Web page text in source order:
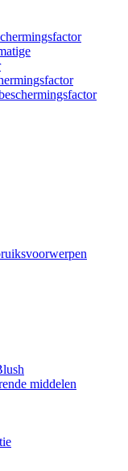
middelen